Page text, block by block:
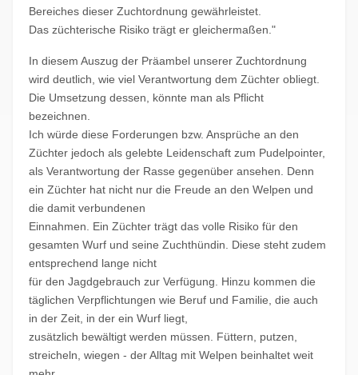
Bereiches dieser Zuchtordnung gewährleistet.
Das züchterische Risiko trägt er gleichermaßen."
In diesem Auszug der Präambel unserer Zuchtordnung
wird deutlich, wie viel Verantwortung dem Züchter obliegt.
Die Umsetzung dessen, könnte man als Pflicht
bezeichnen.
Ich würde diese Forderungen bzw. Ansprüche an den
Züchter jedoch als gelebte Leidenschaft zum Pudelpointer,
als Verantwortung der Rasse gegenüber ansehen. Denn
ein Züchter hat nicht nur die Freude an den Welpen und
die damit verbundenen
Einnahmen. Ein Züchter trägt das volle Risiko für den
gesamten Wurf und seine Zuchthündin. Diese steht zudem
entsprechend lange nicht
für den Jagdgebrauch zur Verfügung. Hinzu kommen die
täglichen Verpflichtungen wie Beruf und Familie, die auch
in der Zeit, in der ein Wurf liegt,
zusätzlich bewältigt werden müssen. Füttern, putzen,
streicheln, wiegen - der Alltag mit Welpen beinhaltet weit